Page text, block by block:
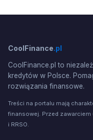
CoolFinance.pl
CoolFinance.pl to
kredytów w Polsce.
rozwiązania finansowe.
Treści na portalu mają
finansowej. Przed
i RRSO.